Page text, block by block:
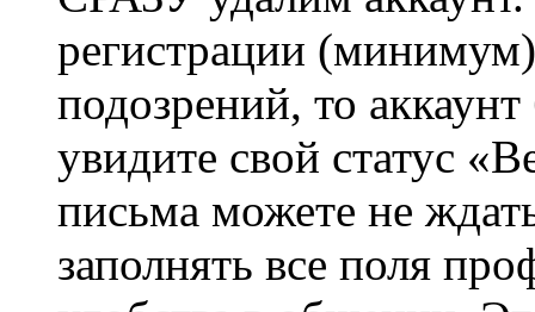
регистрации
подозрений, то
увидите свой статус
письма можете не
заполнять все поля